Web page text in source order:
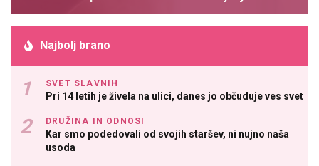
Najbolj brano
SVET SLAVNIH
Pri 14 letih je živela na ulici, danes jo občuduje ves svet
DRUŽINA IN ODNOSI
Kar smo podedovali od svojih staršev, ni nujno naša
usoda